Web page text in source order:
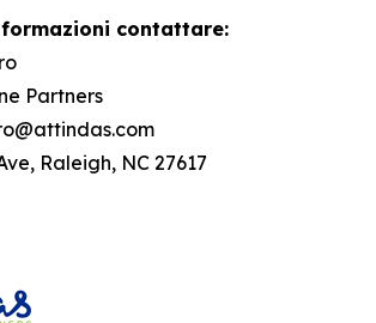
contattare:
Partners
Raleigh, NC 27617